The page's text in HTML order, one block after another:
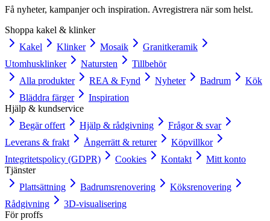
Få nyheter, kampanjer och inspiration. Avregistrera när som helst.
Shoppa kakel & klinker
Kakel
Klinker Mosaik
Granitkeramik
Utomhusklinker
Natursten
Tillbehör
Alla produkter
REA & Fynd Nyheter Badrum
Kök
Bläddra färger
Inspiration
Hjälp & kundservice
Begär offert
Hjälp & rådgivning
Frågor & svar
Leverans & frakt
Ångerrätt & returer
Köpvillkor
Integritetspolicy (GDPR)
Cookies Kontakt
Mitt konto
Tjänster
Plattsättning
Badrumsrenovering
Köksrenovering
Rådgivning
3D-visualisering
För proffs